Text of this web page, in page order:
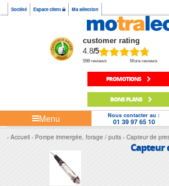
Société Espace client Ma sélection
customer rating
4.8/5
598 reviews More reviews
PROMOTIONS
BONS PLANS
Menu Nous contacter au :
01 39 97 65 10
Accueil Pompe immergée, forage / puits Capteur de
Capteur